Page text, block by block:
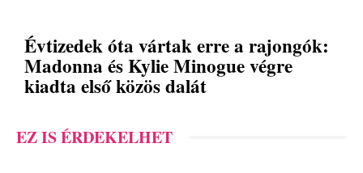
Évtizedek óta vártak erre a rajongók:
Madonna és Kylie Minogue végre
kiadta első közös dalát
EZ IS ÉRDEKELHET